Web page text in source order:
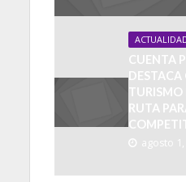
CUENTA
DESTACA
TURISMO
RUTA
agosto 1,